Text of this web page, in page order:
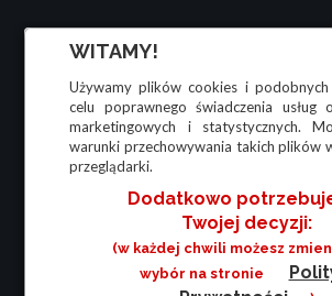
WITAMY!
Używamy plików cookies i
celu poprawnego świadczenia usług
marketingowych i statystycznych.
warunki przechowywania takich plików
przeglądarki.
Dodatkowo
Twojej decyzji:
(w każdej chwili możesz
wybór na stronie